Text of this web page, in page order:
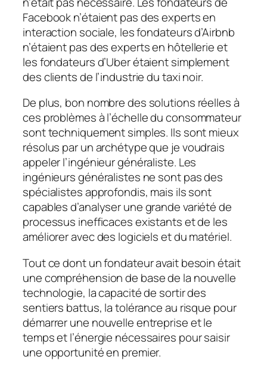
Facebook n’étaient pas des experts en
interaction sociale, les fondateurs d’Airbnb
n’étaient pas des experts en hôtellerie et
les fondateurs d’Uber étaient simplement
des clients de l’industrie du taxi noir.
De plus, bon nombre des solutions réelles à
ces problèmes à l’échelle du consommateur
sont techniquement simples. Ils sont mieux
résolus par un archétype que je voudrais
appeler l’ingénieur généraliste. Les
ingénieurs généralistes ne sont pas des
spécialistes approfondis, mais ils sont
capables d’analyser une grande variété de
processus inefficaces existants et de les
améliorer avec des logiciels et du matériel.
Tout ce dont un fondateur avait besoin était
une compréhension de base de la nouvelle
technologie, la capacité de sortir des
sentiers battus, la tolérance au risque pour
démarrer une nouvelle entreprise et le
temps et l’énergie nécessaires pour saisir
une opportunité en premier.